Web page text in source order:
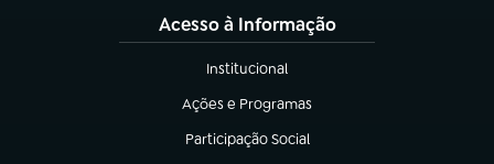
Acesso à Informação
Institucional
(abre em nova aba)
Ações e Programas
(abre em nova aba)
Participação Social
(abre em nova aba)